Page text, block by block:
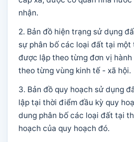
nhận.
2. Bản đồ hiện trạng sử dụng
sự phân bố các loại đất tại
được lập theo từng đơn vị
theo từng vùng kinh tế - xã hội.
3. Bản đồ quy hoạch sử dụng
lập tại thời điểm đầu kỳ quy
dung phân bố các loại đất tại
hoạch của quy hoạch đó.